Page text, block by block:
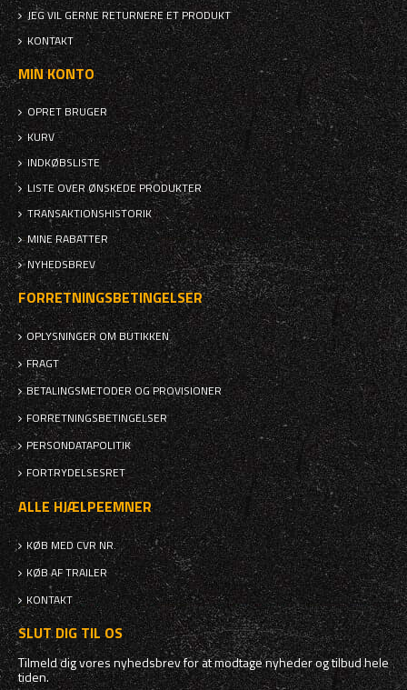
JEG VIL GERNE RETURNERE ET PRODUKT
KONTAKT
MIN KONTO
OPRET BRUGER
KURV
INDKØBSLISTE
LISTE OVER ØNSKEDE PRODUKTER
TRANSAKTIONSHISTORIK
MINE RABATTER
NYHEDSBREV
FORRETNINGSBETINGELSER
OPLYSNINGER OM BUTIKKEN
FRAGT
BETALINGSMETODER OG PROVISIONER
FORRETNINGSBETINGELSER
PERSONDATAPOLITIK
FORTRYDELSESRET
ALLE HJÆLPEEMNER
KØB MED CVR NR.
KØB AF TRAILER
KONTAKT
SLUT DIG TIL OS
Tilmeld dig vores nyhedsbrev for at modtage nyheder og tilbud hele
tiden.